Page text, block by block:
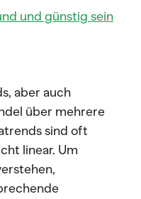
und günstig sein
aber auch
über mehrere
sind oft
linear. Um